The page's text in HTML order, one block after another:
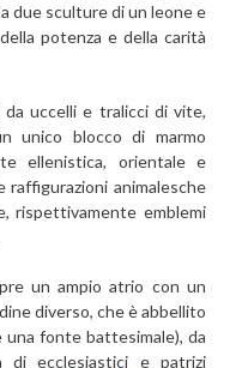
due sculture di un leone e
potenza e della carità
uccelli e tralicci di vite,
unico blocco di marmo
ellenistica, orientale e
animalesche
rispettivamente emblemi
un ampio atrio con un
diverso, che è abbellito
una fonte battesimale), da
di ecclesiastici e patrizi